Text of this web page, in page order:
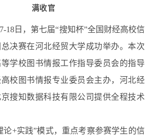
满收官
18日，第七届“搜知杯”全国财经高校信
决赛在河北经贸大学成功举办。本次
学校图书情报工作指导委员会的指导
校图书情报专业委员会主办，河北经
搜知数据科技有限公司提供全程技术
论+实践”模式，重点考察参赛学生的信